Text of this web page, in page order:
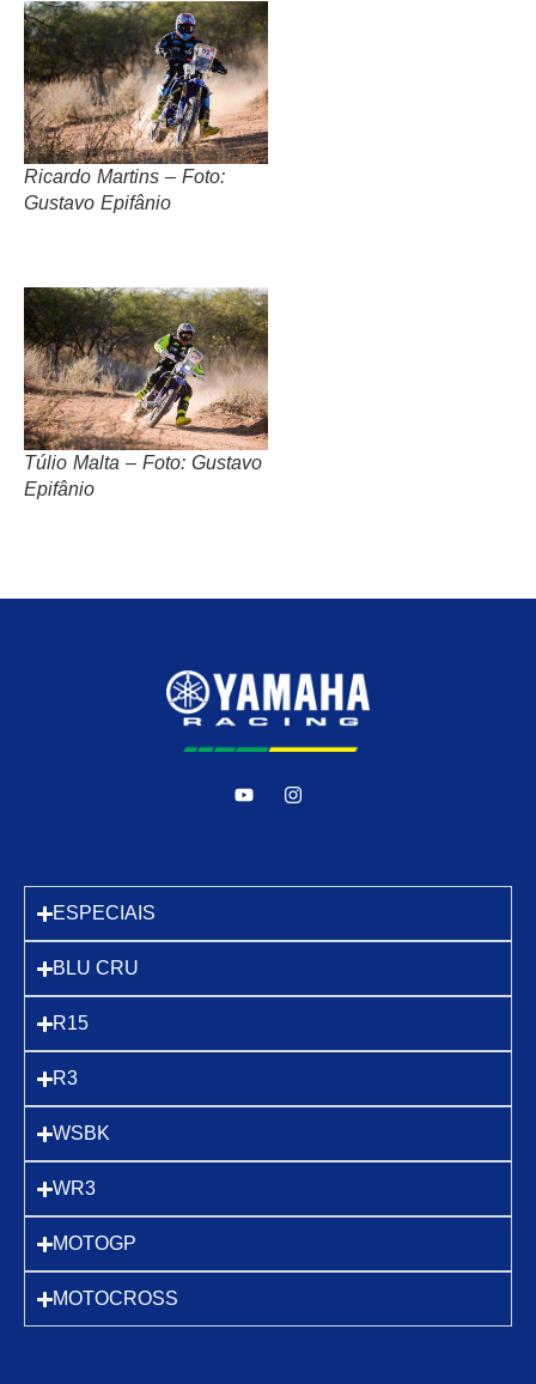
Ricardo Martins – Foto:
Gustavo Epifânio
Túlio Malta – Foto: Gustavo
Epifânio
ESPECIAIS
BLU CRU
R15
R3
WSBK
WR3
MOTOGP
MOTOCROSS